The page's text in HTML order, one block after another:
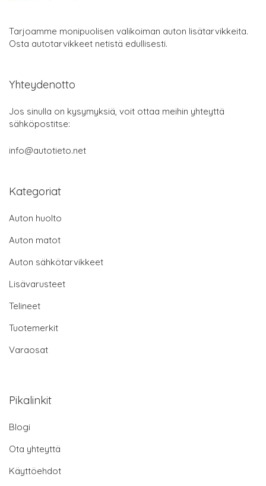
Tarjoamme monipuolisen valikoiman auton lisätarvikkeita.
Osta autotarvikkeet netistä edullisesti.
Yhteydenotto
Jos sinulla on kysymyksiä, voit ottaa meihin yhteyttä
sähköpostitse:
info@autotieto.net
Kategoriat
Auton huolto
Auton matot
Auton sähkötarvikkeet
Lisävarusteet
Telineet
Tuotemerkit
Varaosat
Pikalinkit
Blogi
Ota yhteyttä
Käyttöehdot